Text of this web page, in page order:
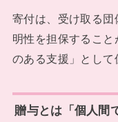
寄付は、受け取る
明性を担保するこ
のある支援」として
贈与とは「個人間